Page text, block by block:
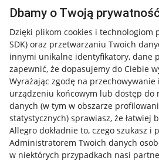
Dbamy o Twoją
Dzięki plikom cookies i technologiom
SDK) oraz przetwarzaniu Twoich
innymi unikalne identyfikatory, dane
zapewnić, że dopasujemy do Ciebie
Wyrażając zgodę na
urządzeniu końcowym lub dostęp do
danych (w tym w obszarze
statystycznych) sprawiasz, że łatwiej
Allegro dokładnie to, czego szukasz i
Administratorem Twoich danych
w niektórych przypadkach nasi